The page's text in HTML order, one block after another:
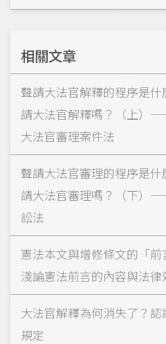
相關文章
聲請大法官解釋的程序是
請大法官解釋嗎？（上）
大法官審理案件法
聲請大法官審理的程序是
請大法官審理嗎？（下）
訟法
憲法本文與增修條文的「前
淺論憲法前言的內容與法律
大法官解釋為何消失了？
規定